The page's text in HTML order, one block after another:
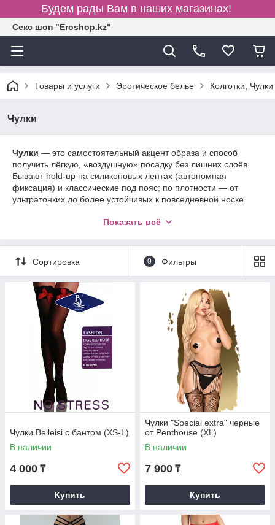
Будем рады Вам в наших магазинах!
Секс шоп "Eroshop.kz"
Товары и услуги Эротическое белье Колготки,
Чулки
Чулки — это самостоятельный акцент образа и способ
получить лёгкую, «воздушную» посадку без лишних слоёв.
Бывают hold-up на силиконовых лентах (автономная
фиксация) и классические под пояс; по плотности — от
ультратонких до более устойчивых к повседневной носке.
кружевной кромки и рисунок полотна (гладкие, сетка, ажур),
прозрачный — для открытых моделей. Для стабильной
посадки важно корректно подобрать пояс/подвязки или
следить за чистотой силиконовых лент. Уход простой:
деликатная стирка при низкой температуре, без
отбеливателей и машинной сушки, чтобы сохранить
упругость и ровный внешний вид.
Показать всё
Сортировка 0 Фильтры
Чулки Beileisi с бантом (XS-L)
В наличии
4 000 ₸
Купить
Чулки "Special extra" черные
от Penthouse (XL)
В наличии
7 900 ₸
Купить